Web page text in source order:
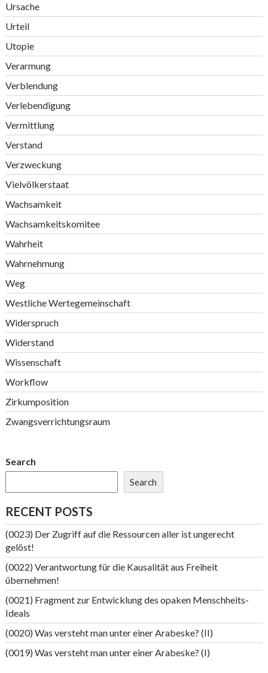
Ursache
Urteil
Utopie
Verarmung
Verblendung
Verlebendigung
Vermittlung
Verstand
Verzweckung
Vielvölkerstaat
Wachsamkeit
Wachsamkeitskomitee
Wahrheit
Wahrnehmung
Weg
Westliche Wertegemeinschaft
Widerspruch
Widerstand
Wissenschaft
Workflow
Zirkumposition
Zwangsverrichtungsraum
Search
Search
RECENT POSTS
(0023) Der Zugriff auf die Ressourcen aller ist ungerecht
gelöst!
(0022) Verantwortung für die Kausalität aus Freiheit
übernehmen!
(0021) Fragment zur Entwicklung des opaken Menschheits-
Ideals
(0020) Was versteht man unter einer Arabeske? (II)
(0019) Was versteht man unter einer Arabeske? (I)